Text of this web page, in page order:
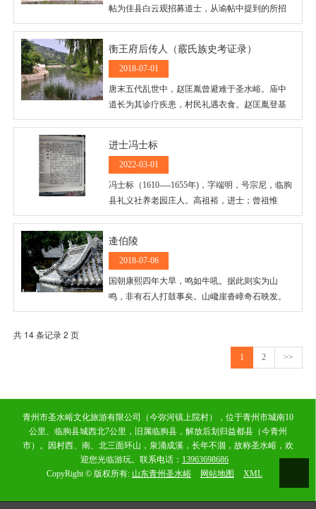
帖为佳县白云观招募道士，从谕帖中提到的所招
募的四名道士王真寿、景真云、李守风、赵常清
派字谱相合，属龙门第六、七、八代，
即“真”、“常”、“守”三字。
衡王府后传人（霰氏族史考证录）
2018-07-01
唐末五代乱世中，赵匡胤曾避难于圣水峪。庙中
道长为其诊疗疾患，村民礼遇衣食。赵匡胤登基
之后，赐名村中小庙“养老院”，庙中供奉“皇帝万
百姓不拿皇粮，只缴少量的庙粮。
进士冯士标
2022-03-01
冯士标（1610----1655年)，字端明，号宗尼，临朐
县礼义社养老园庄人。高祖裕，进士；曾祖惟
健，举人；祖子益，廪生；父玑，庠生。
逄伯陵
2018-07-06
国朝康熙四年大旱，鸣如牛吼。据此则实为山
鸣，非有石人打鼓事矣。山巉崖沓嶂奇石映发。
约略如灵璧、卿云五色隐宣，一壁万丈，其中往
共 14 条记录 2 页
1 2 >>
青州市圣水峪文化旅游有限公司（今弥河镇上院村），位于青州市城南10
公里、临朐县城西北7公里，旧属临朐县，解放后划归益都县（今青州
市）。因村西、南、北三面环山，泉涌成溪，长年不涸，故称圣水峪，欢
迎您光临游玩。联系电话： 13963698686
CopyRight © 版权所有: 山东青州圣水峪 网站地图 XML